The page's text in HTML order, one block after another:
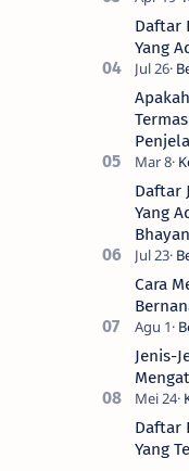
Daftar
Yang
Daftar
Yang
Cara
Jenis-
Daftar
Yang